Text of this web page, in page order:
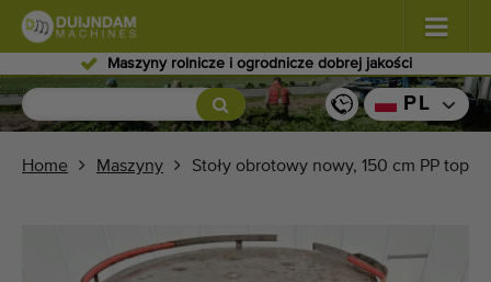
Wykwalifikowany personel
Kwiaty i rośliny
(336)
PL
Home Maszyny Stoły obrotowy nowy, 150 cm PP top